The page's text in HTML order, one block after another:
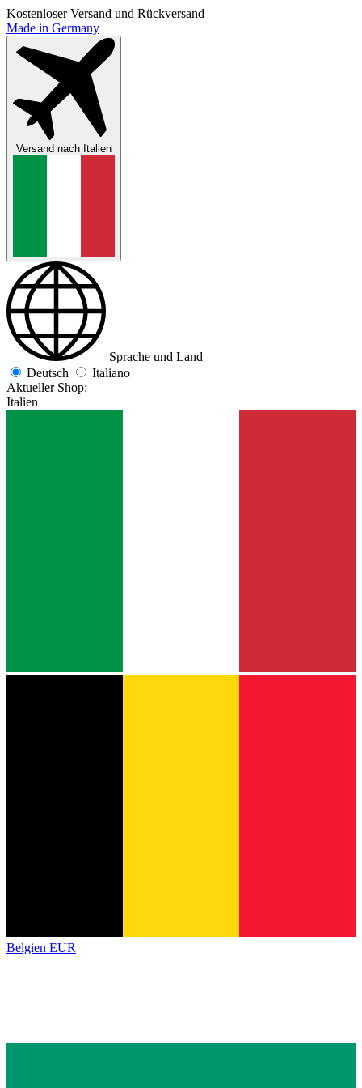
Kostenloser Versand und Rückversand
Made in Germany
Versand nach Italien
Sprache und Land
Deutsch
Italiano
Aktueller Shop:
Italien
Belgien EUR